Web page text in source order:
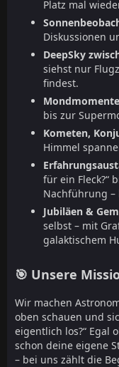
Platz mal
Diskussionen
DeepSky
siehst nur
findest.
bis zur
Kometen,
Himmel
für ein Fleck?“
Nachführung
Jubiläen &
selbst – mit
galaktischem
🎯 Unsere
Wir machen
oben schauen und
eigentlich los?“ Egal
schon deine eigene
– bei uns zählt die